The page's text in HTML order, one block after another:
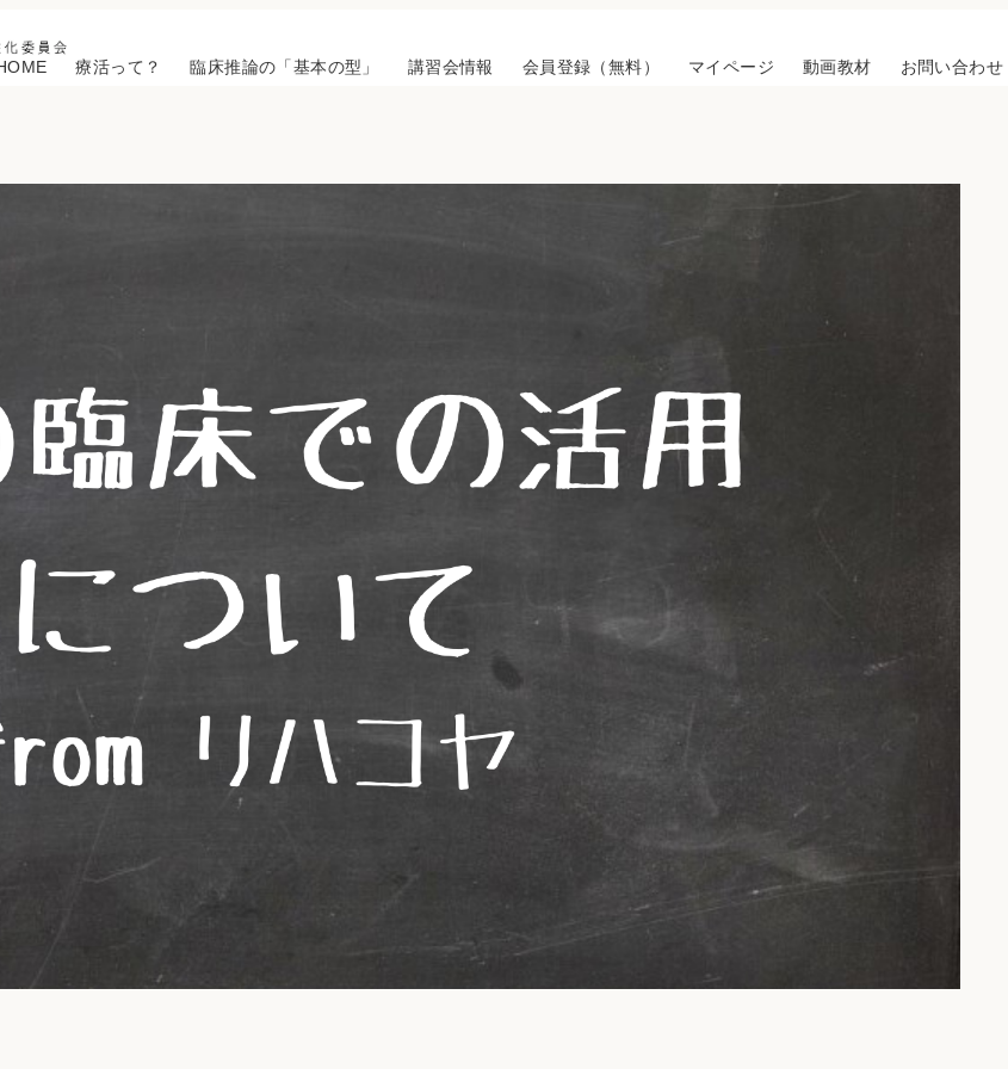
療活って？ 臨床推論の「基本の型」 講習会情報 会員登録（無料） マイページ 動画教材 お問い合わせ